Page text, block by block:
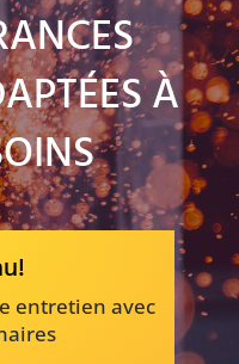
À
entretien avec